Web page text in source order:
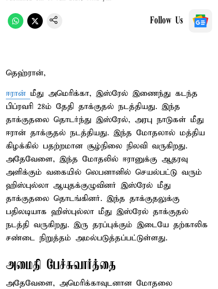
Follow Us
தெஹ்ரான்,
ஈரான் மீது அமெரிக்கா, இஸ்ரேல் இணைந்து கடந்த
பிப்ரவரி 28ம் தேதி தாக்குதல் நடத்தியது. இந்த
தாக்குதலை தொடர்ந்து இஸ்ரேல், அரபு நாடுகள் மீது
ஈரான் தாக்குதல் நடத்தியது. இந்த மோதலால் மத்திய
கிழக்கில் பதற்றமான சூழ்நிலை நிலவி வருகிறது.
அதேவேளை, இந்த மோதலில் ஈரானுக்கு ஆதரவு
அளிக்கும் வகையில் லெபனானில் செயல்பட்டு வரும்
ஹிஸ்புல்லா ஆயுதக்குழுவினர் இஸ்ரேல் மீது
தாக்குதலை தொடங்கினர். இந்த தாக்குதலுக்கு
பதிலடியாக ஹிஸ்புல்லா மீது இஸ்ரேல் தாக்குதல்
நடத்தி வருகிறது. இரு தரப்புக்கும் இடையே தற்காலிக
சண்டை நிறுத்தம் அமல்படுத்தப்பட்டுள்ளது.
அமைதி பேச்சுவார்த்தை
அதேவேளை, அமெரிக்காவுடனான மோதலை